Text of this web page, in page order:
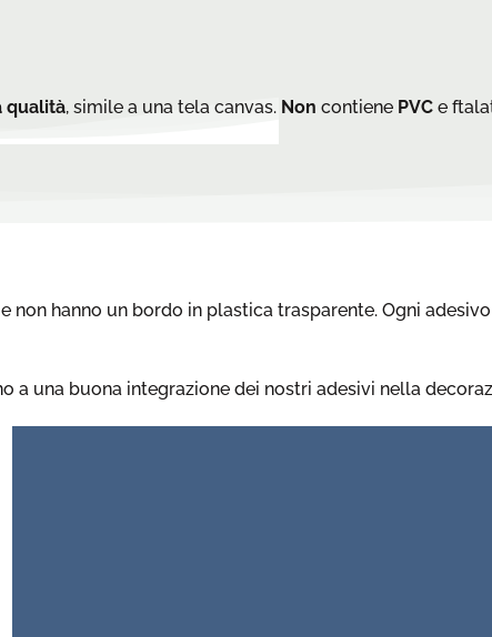
qualità, simile a una tela canvas. Non contiene PVC e
e non hanno un bordo in plastica trasparente. Ogni
una buona integrazione dei nostri adesivi nella